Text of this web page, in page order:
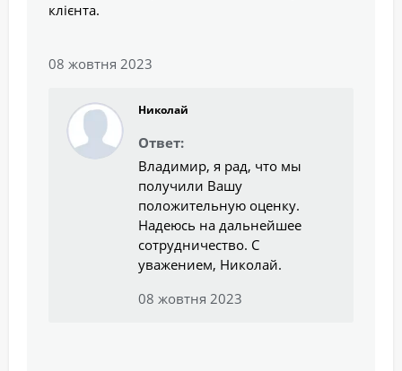
клієнта.
08 жовтня 2023
Николай
Ответ:
Владимир, я рад, что мы
получили Вашу
положительную оценку.
Надеюсь на дальнейшее
сотрудничество. С
уважением, Николай.
08 жовтня 2023